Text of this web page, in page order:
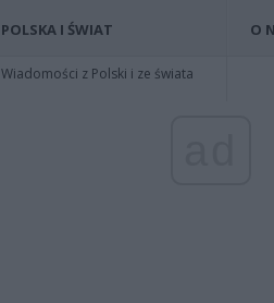
POLSKA I ŚWIAT
Wiadomości z Polski i ze świata
O